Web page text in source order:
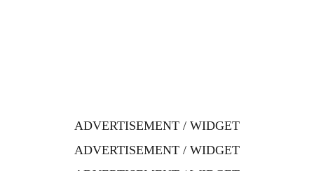
ADVERTISEMENT / WIDGET
ADVERTISEMENT / WIDGET